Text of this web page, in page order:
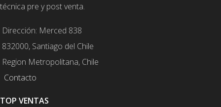
técnica pre y post venta.
Dirección: Merced 838
832000, Santiago del Chile
Region Metropolitana, Chile
Contacto
TOP VENTAS